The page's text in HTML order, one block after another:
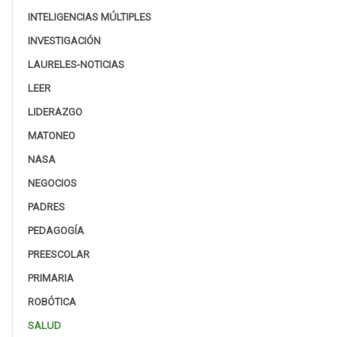
INTELIGENCIAS MÚLTIPLES
INVESTIGACIÓN
LAURELES-NOTICIAS
LEER
LIDERAZGO
MATONEO
NASA
NEGOCIOS
PADRES
PEDAGOGÍA
PREESCOLAR
PRIMARIA
ROBÓTICA
SALUD